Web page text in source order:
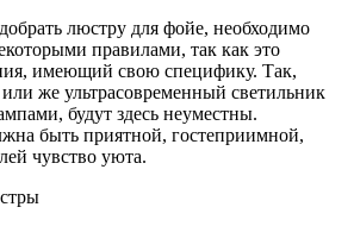
люстру для фойе, необходимо
правилами, так как это
имеющий свою специфику. Так,
же ультрасовременный светильник
будут здесь неуместны.
быть приятной, гостеприимной,
чувство уюта.